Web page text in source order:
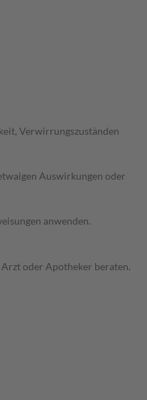
Verwirrungszuständen
Auswirkungen oder
anwenden.
oder Apotheker beraten.